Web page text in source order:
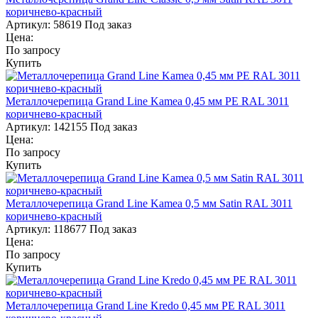
коричнево-красный
Артикул: 58619 Под заказ
Цена:
По запросу
Купить
Металлочерепица Grand Line Kamea 0,45 мм PE RAL 3011
коричнево-красный
Артикул: 142155 Под заказ
Цена:
По запросу
Купить
Металлочерепица Grand Line Kamea 0,5 мм Satin RAL 3011
коричнево-красный
Артикул: 118677 Под заказ
Цена:
По запросу
Купить
Металлочерепица Grand Line Kredo 0,45 мм PE RAL 3011